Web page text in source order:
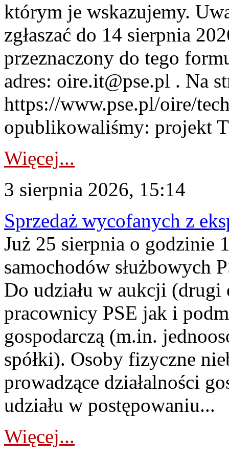
którym je wskazujemy.
zgłaszać do 14 sierpnia
przeznaczony do tego
adres: oire.it@pse.pl . Na
https://www.pse.pl/oire/
opublikowaliśmy: projekt
Więcej...
3 sierpnia 2026, 15:14
Sprzedaż wycofanych z
Już 25 sierpnia o godzinie
samochodów służbowych
Do udziału w aukcji (drugi
pracownicy PSE jak i
gospodarczą (m.in.
spółki). Osoby fizyczne
prowadzące działalności
udziału w postępowaniu...
Więcej...